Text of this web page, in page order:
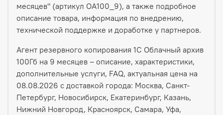
месяцев" (артикул ОА100_9), а также подробное
описание товара, информация по внедрению,
технической поддержке и доработке у партнеров.
Агент резервного копирования 1С Облачный архив
100Гб на 9 месяцев – описание, характеристики,
дополнительные услуги, FAQ, актуальная цена на
08.08.2026 с доставкой города: Москва, Санкт-
Петербург, Новосибирск, Екатеринбург, Казань,
Нижний Новгород, Красноярск, Самара, Уфа,